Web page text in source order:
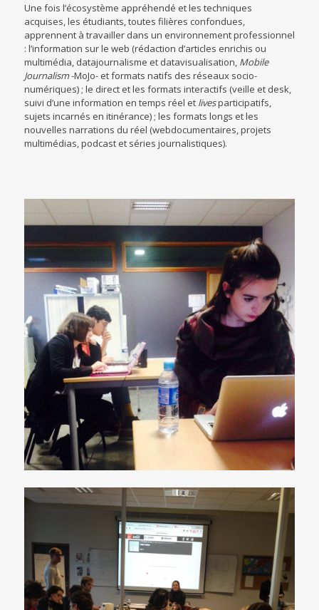
Une fois l’écosystème appréhendé et les techniques
acquises, les étudiants, toutes filières confondues,
apprennent à travailler dans un environnement professionnel
: l’information sur le web (rédaction d’articles enrichis ou
multimédia, datajournalisme et datavisualisation, Mobile
Journalism-MoJo- et formats natifs des réseaux socio-
numériques) ; le direct et les formats interactifs (veille et desk,
suivi d’une information en temps réel et livesparticipatifs,
sujets incarnés en itinérance) ; les formats longs et les
nouvelles narrations du réel (webdocumentaires, projets
multimédias, podcast et séries journalistiques).